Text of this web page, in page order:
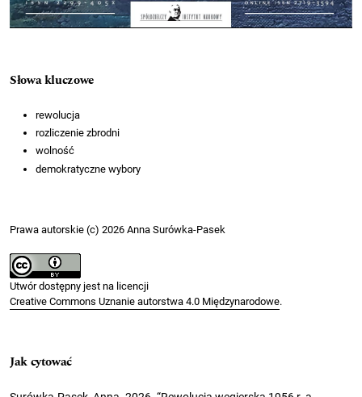
Słowa kluczowe
rewolucja
rozliczenie zbrodni
wolność
demokratyczne wybory
Prawa autorskie (c) 2026 Anna Surówka-Pasek
Utwór dostępny jest na licencji
Creative Commons Uznanie autorstwa 4.0 Międzynarodowe.
Jak cytować